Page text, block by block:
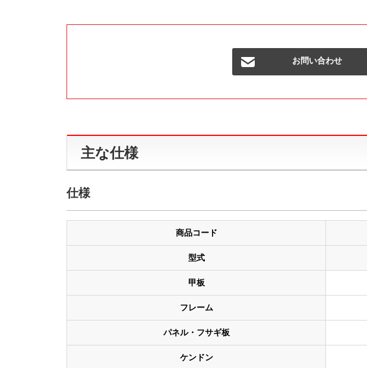
お問い合わせ
主な仕様
仕様
商品コード
型式
甲板
フレーム
パネル・フサギ板
ケンドン